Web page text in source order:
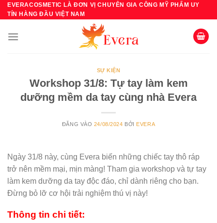
Bỏ
qua
dung
EVERACOSMETIC LÀ ĐƠN VỊ CHUYÊN GIA CÔNG MỸ PHẨM UY
TÍN HÀNG ĐẦU VIỆT NAM
SỰ KIỆN
Workshop 31/8: Tự tay làm kem
dưỡng mềm da tay cùng nhà Evera
ĐĂNG VÀO 24/08/2024 BỞI EVERA
Ngày 31/8 này, cùng Evera biến những chiếc tay thô ráp
trở nên mềm mại, mịn màng! Tham gia workshop và tự tay
làm kem dưỡng da tay độc đáo, chỉ dành riêng cho bạn.
Đừng bỏ lỡ cơ hội trải nghiệm thú vị này!
Thông tin chi tiết: